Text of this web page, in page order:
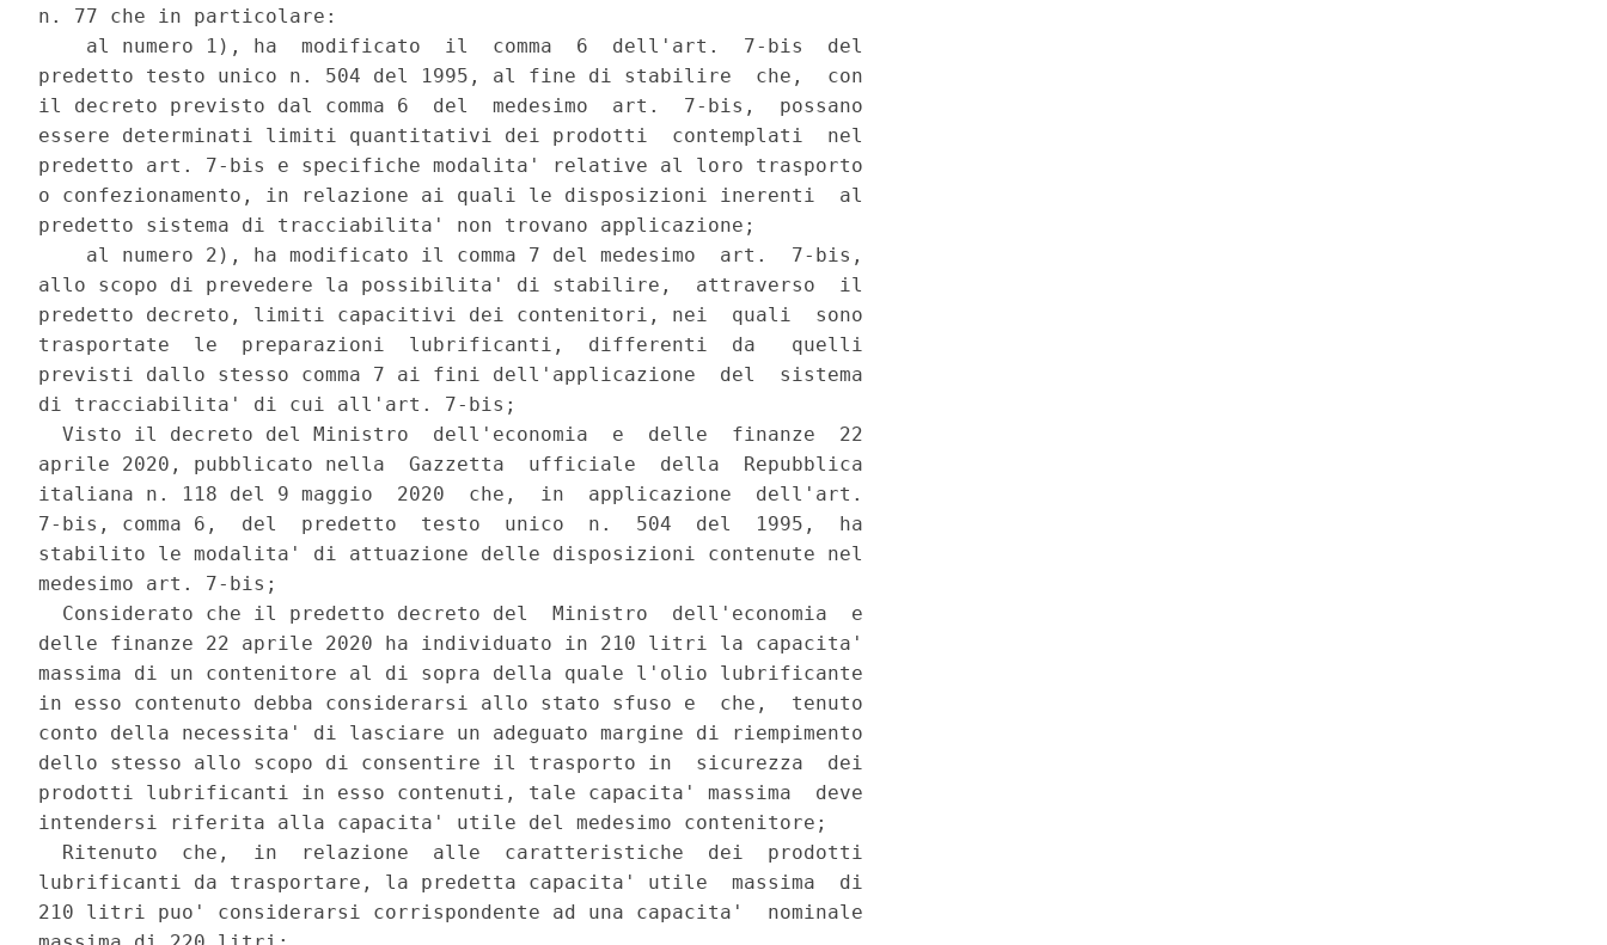
n. 77 che in particolare:
    al numero 1), ha  modificato  il  comma  6  dell'art.  7-bis  del
predetto testo unico n. 504 del 1995, al fine di stabilire  che,  con
il decreto previsto dal comma 6  del  medesimo  art.  7-bis,  possano
essere determinati limiti quantitativi dei prodotti  contemplati  nel
predetto art. 7-bis e specifiche modalita' relative al loro trasporto
o confezionamento, in relazione ai quali le disposizioni inerenti  al
predetto sistema di tracciabilita' non trovano applicazione;
    al numero 2), ha modificato il comma 7 del medesimo  art.  7-bis,
allo scopo di prevedere la possibilita' di stabilire,  attraverso  il
predetto decreto, limiti capacitivi dei contenitori, nei  quali  sono
trasportate  le  preparazioni  lubrificanti,  differenti  da   quelli
previsti dallo stesso comma 7 ai fini dell'applicazione  del  sistema
di tracciabilita' di cui all'art. 7-bis;
  Visto il decreto del Ministro  dell'economia  e  delle  finanze  22
aprile 2020, pubblicato nella  Gazzetta  ufficiale  della  Repubblica
italiana n. 118 del 9 maggio  2020  che,  in  applicazione  dell'art.
7-bis, comma 6,  del  predetto  testo  unico  n.  504  del  1995,  ha
stabilito le modalita' di attuazione delle disposizioni contenute nel
medesimo art. 7-bis;
  Considerato che il predetto decreto del  Ministro  dell'economia  e
delle finanze 22 aprile 2020 ha individuato in 210 litri la capacita'
massima di un contenitore al di sopra della quale l'olio lubrificante
in esso contenuto debba considerarsi allo stato sfuso e  che,  tenuto
conto della necessita' di lasciare un adeguato margine di riempimento
dello stesso allo scopo di consentire il trasporto in  sicurezza  dei
prodotti lubrificanti in esso contenuti, tale capacita' massima  deve
intendersi riferita alla capacita' utile del medesimo contenitore;
  Ritenuto  che,  in  relazione  alle  caratteristiche  dei  prodotti
lubrificanti da trasportare, la predetta capacita' utile  massima  di
210 litri puo' considerarsi corrispondente ad una capacita'  nominale